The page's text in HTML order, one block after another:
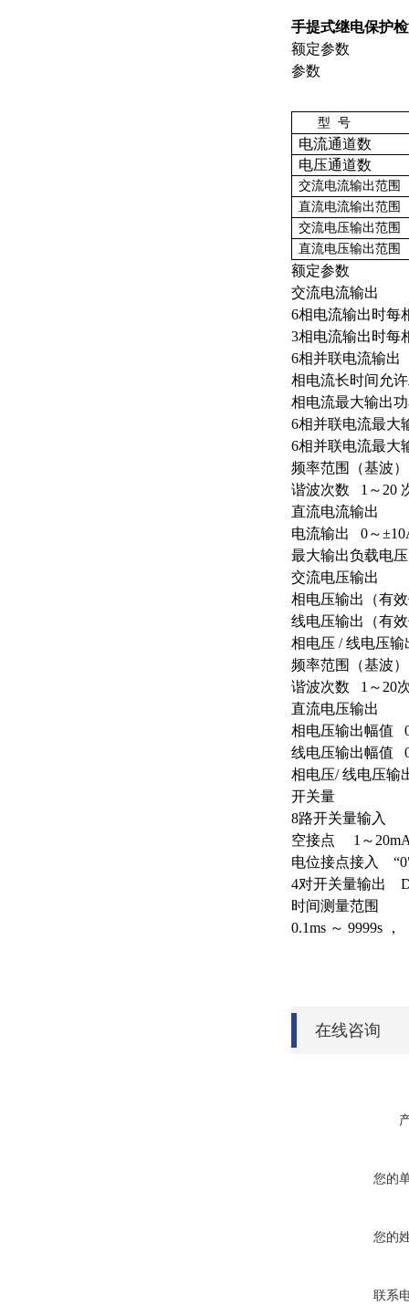
手提式继电保护
额定参数
参数
型 号
电流通道数
电压通道数
交流电流输出范围
直流电流输出范围
交流电压输出范围
直流电压输出范围
额定参数
交流电流输出
6相电流输出时
3相电流输出时
6相并联电流输
相电流长时间允
相电流最大输出
6相并联电流最大
6相并联电流最大
频率范围（基波
谐波次数 1～20
直流电流输出
电流输出 0～
最大输出负载电
交流电压输出
相电压输出（有
线电压输出（有
相电压 / 线电压
频率范围（基波
谐波次数 1～20
直流电压输出
相电压输出幅值
线电压输出幅值
相电压/ 线电压输
开关量
8路开关量输入
空接点 1～
电位接点接入
4对开关量输出
时间测量范围
0.1ms ～ 9999s
在线咨询
您的
您的
联系